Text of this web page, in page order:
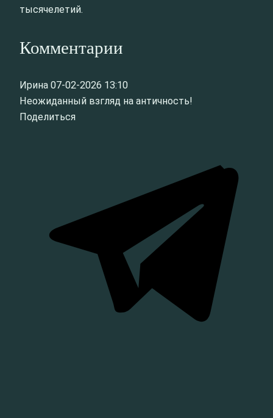
тысячелетий.
Комментарии
Ирина 07-02-2026 13:10
Неожиданный взгляд на античность!
Поделиться